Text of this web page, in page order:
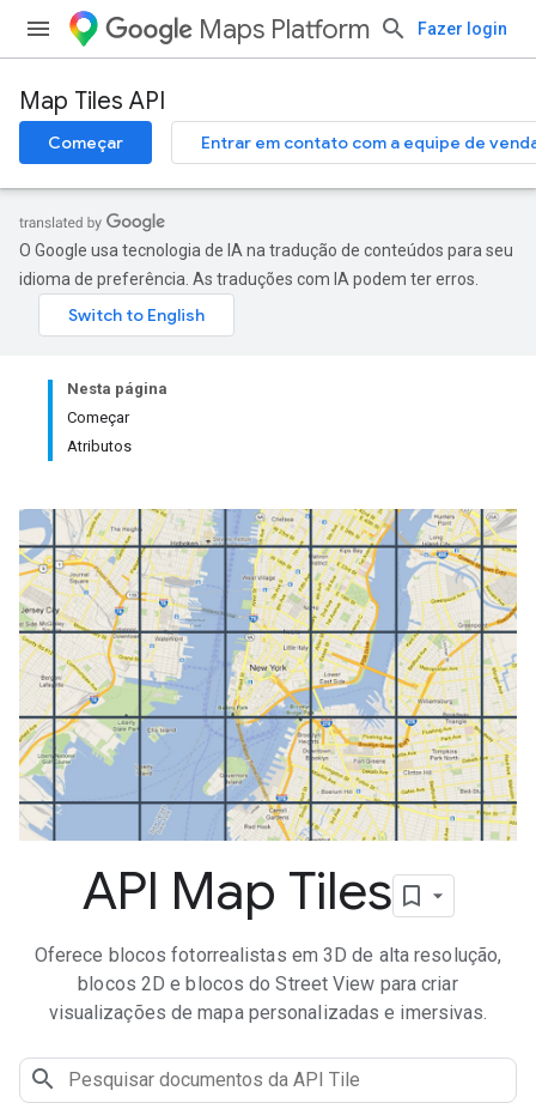
Maps Platform Fazer login
Map Tiles API
Começar Entrar em contato com a equipe de
O Google usa tecnologia de IA na tradução de conteúdos para seu
idioma de preferência. As traduções com IA podem ter erros.
Nesta página
Começar
Atributos
API Map Tiles
Oferece blocos fotorrealistas em 3D de alta resolução,
blocos 2D e blocos do Street View para criar
visualizações de mapa personalizadas e imersivas.